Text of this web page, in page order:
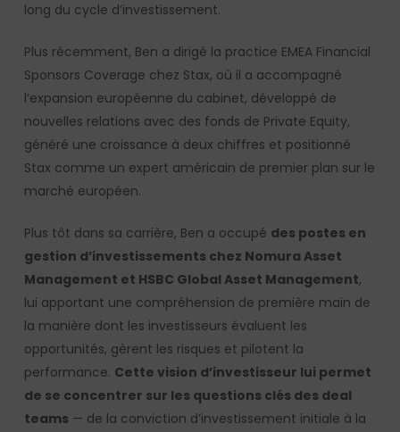
long du cycle d’investissement.
Plus récemment, Ben a dirigé la practice EMEA Financial
Sponsors Coverage chez Stax, où il a accompagné
l’expansion européenne du cabinet, développé de
nouvelles relations avec des fonds de Private Equity,
généré une croissance à deux chiffres et positionné
Stax comme un expert américain de premier plan sur le
marché européen.
Plus tôt dans sa carrière, Ben a occupé des postes en
gestion d’investissements chez Nomura Asset
Management et HSBC Global Asset Management,
lui apportant une compréhension de première main de
la manière dont les investisseurs évaluent les
opportunités, gèrent les risques et pilotent la
performance. Cette vision d’investisseur lui permet
de se concentrer sur les questions clés des deal
teams — de la conviction d’investissement initiale à la